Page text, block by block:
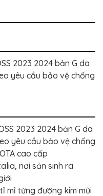
2023 2024 bản G da
yêu cầu bảo vệ chống
2023 2024 bản G da
yêu cầu bảo vệ chống
cao cấp
nơi sản sinh ra
mỉ từng đường kim mũi